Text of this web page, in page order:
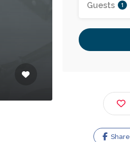
Guests 1
Share